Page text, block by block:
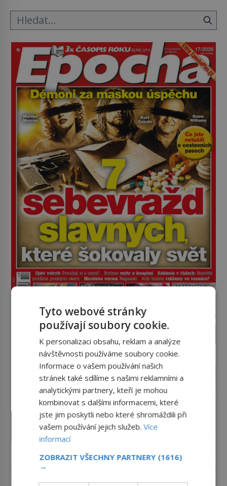
PROLISTOVAT ČASOPIS
reklama
Tyto webové stránky
používají soubory cookie.
K personalizaci obsahu, reklam a analýze
návštěvnosti používáme soubory cookie.
Informace o vašem používání našich
stránek také sdílíme s našimi reklamními a
analytickými partnery, kteří je mohou
kombinovat s dalšími informacemi, které
jste jim poskytli nebo které shromáždili při
vašem používání jejich služeb.Více
informací
ZOBRAZIT VŠECHNY PARTNERY (1616)
→